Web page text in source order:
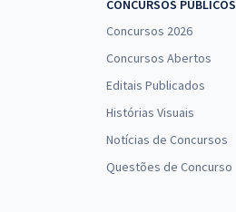
CONCURSOS PÚBLICOS
Concursos 2026
Concursos Abertos
Editais Publicados
Histórias Visuais
Notícias de Concursos
Questões de Concurso